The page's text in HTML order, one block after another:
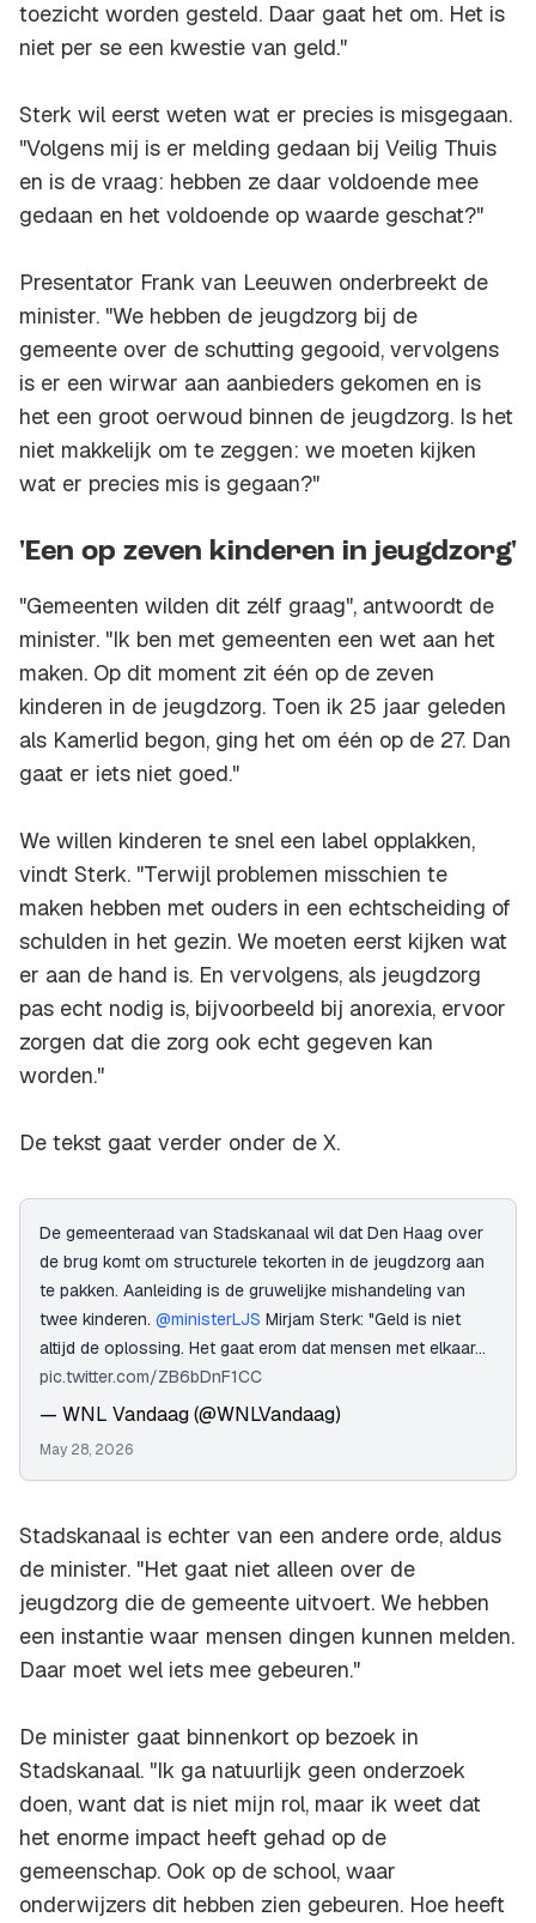
toezicht worden gesteld. Daar gaat het om. Het is
niet per se een kwestie van geld."
Sterk wil eerst weten wat er precies is misgegaan.
"Volgens mij is er melding gedaan bij Veilig Thuis
en is de vraag: hebben ze daar voldoende mee
gedaan en het voldoende op waarde geschat?"
Presentator Frank van Leeuwen onderbreekt de
minister. "We hebben de jeugdzorg bij de
gemeente over de schutting gegooid, vervolgens
is er een wirwar aan aanbieders gekomen en is
het een groot oerwoud binnen de jeugdzorg. Is het
niet makkelijk om te zeggen: we moeten kijken
wat er precies mis is gegaan?"
'Een op zeven kinderen in jeugdzorg'
"Gemeenten wilden dit zélf graag", antwoordt de
minister. "Ik ben met gemeenten een wet aan het
maken. Op dit moment zit één op de zeven
kinderen in de jeugdzorg. Toen ik 25 jaar geleden
als Kamerlid begon, ging het om één op de 27. Dan
gaat er iets niet goed."
We willen kinderen te snel een label opplakken,
vindt Sterk. "Terwijl problemen misschien te
maken hebben met ouders in een echtscheiding of
schulden in het gezin. We moeten eerst kijken wat
er aan de hand is. En vervolgens, als jeugdzorg
pas echt nodig is, bijvoorbeeld bij anorexia, ervoor
zorgen dat die zorg ook echt gegeven kan
worden."
De tekst gaat verder onder de X.
De gemeenteraad van Stadskanaal wil dat Den Haag over
de brug komt om structurele tekorten in de jeugdzorg aan
te pakken. Aanleiding is de gruwelijke mishandeling van
twee kinderen. @ministerLJS Mirjam Sterk: "Geld is niet
altijd de oplossing. Het gaat erom dat mensen met elkaar…
pic.twitter.com/ZB6bDnF1CC
— WNL Vandaag (@WNLVandaag)
May 28, 2026
Stadskanaal is echter van een andere orde, aldus
de minister. "Het gaat niet alleen over de
jeugdzorg die de gemeente uitvoert. We hebben
een instantie waar mensen dingen kunnen melden.
Daar moet wel iets mee gebeuren."
De minister gaat binnenkort op bezoek in
Stadskanaal. "Ik ga natuurlijk geen onderzoek
doen, want dat is niet mijn rol, maar ik weet dat
het enorme impact heeft gehad op de
gemeenschap. Ook op de school, waar
onderwijzers dit hebben zien gebeuren. Hoe heeft